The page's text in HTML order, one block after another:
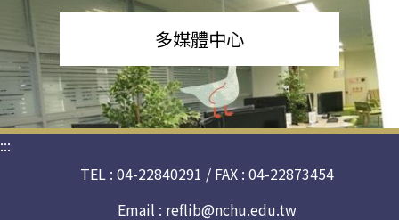
多媒體中心
:::
TEL : 04-22840291 / FAX : 04-22873454